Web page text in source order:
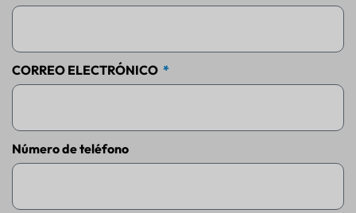
CORREO ELECTRÓNICO
Número de teléfono